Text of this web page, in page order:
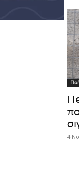
4